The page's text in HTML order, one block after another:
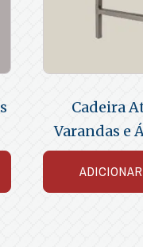
Cadeira
Varandas e